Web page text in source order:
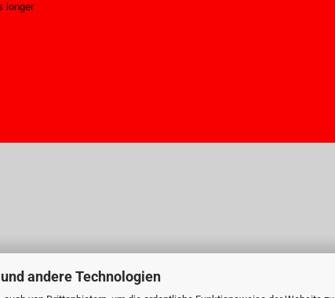
andere Technologien
longer